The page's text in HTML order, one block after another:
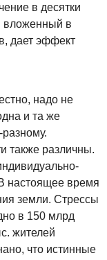
в десятки
вложенный в
дает эффект
надо не
и та же
также различны.
настоящее время
земли. Стрессы
в 150 млрд
жителей
что истинные